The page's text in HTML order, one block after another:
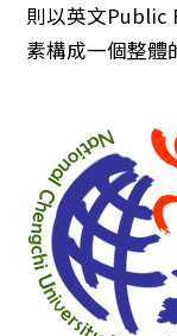
則以英文Public
素構成一個整體